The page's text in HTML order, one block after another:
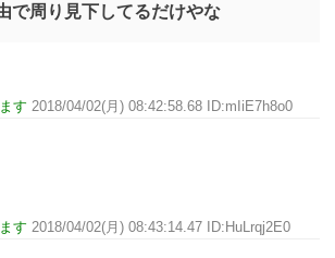
で周り見下してるだけやな
す 2018/04/02(月) 08:42:58.68 ID:mIiE7h8o0
す 2018/04/02(月) 08:43:14.47 ID:HuLrqj2E0